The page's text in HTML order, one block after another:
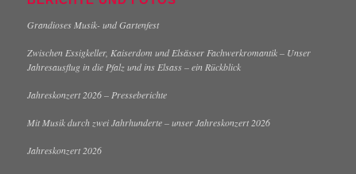
Grandioses Musik- und Gartenfest
Zwischen Essigkeller, Kaiserdom und Elsässer Fachwerkromantik – Unser
Jahresausflug in die Pfalz und ins Elsass – ein Rückblick
Jahreskonzert 2026 – Presseberichte
Mit Musik durch zwei Jahrhunderte – unser Jahreskonzert 2026
Jahreskonzert 2026